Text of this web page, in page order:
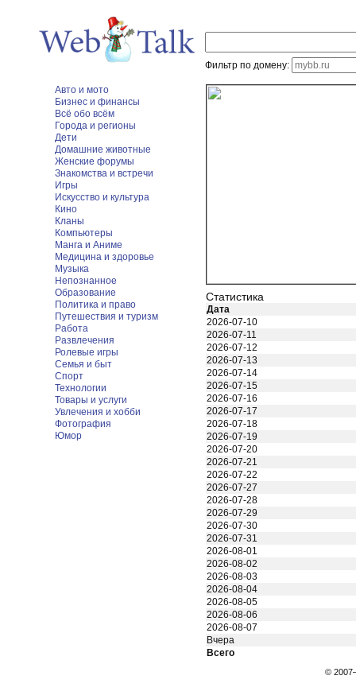
Фильтр по домену:
Авто и мото
Бизнес и финансы
Всё обо всём
Города и регионы
Дети
Домашние животные
Женские форумы
Знакомства и встречи
Игры
Искусство и культура
Кино
Кланы
Компьютеры
Манга и Аниме
Медицина и здоровье
Музыка
Непознанное
Образование
Политика и право
Путешествия и туризм
Работа
Развлечения
Ролевые игры
Семья и быт
Спорт
Технологии
Товары и услуги
Увлечения и хобби
Фотография
Юмор
Статистика
Дата
2026-07-10
2026-07-11
2026-07-12
2026-07-13
2026-07-14
2026-07-15
2026-07-16
2026-07-17
2026-07-18
2026-07-19
2026-07-20
2026-07-21
2026-07-22
2026-07-27
2026-07-28
2026-07-29
2026-07-30
2026-07-31
2026-08-01
2026-08-02
2026-08-03
2026-08-04
2026-08-05
2026-08-06
2026-08-07
Вчера
Всего
©